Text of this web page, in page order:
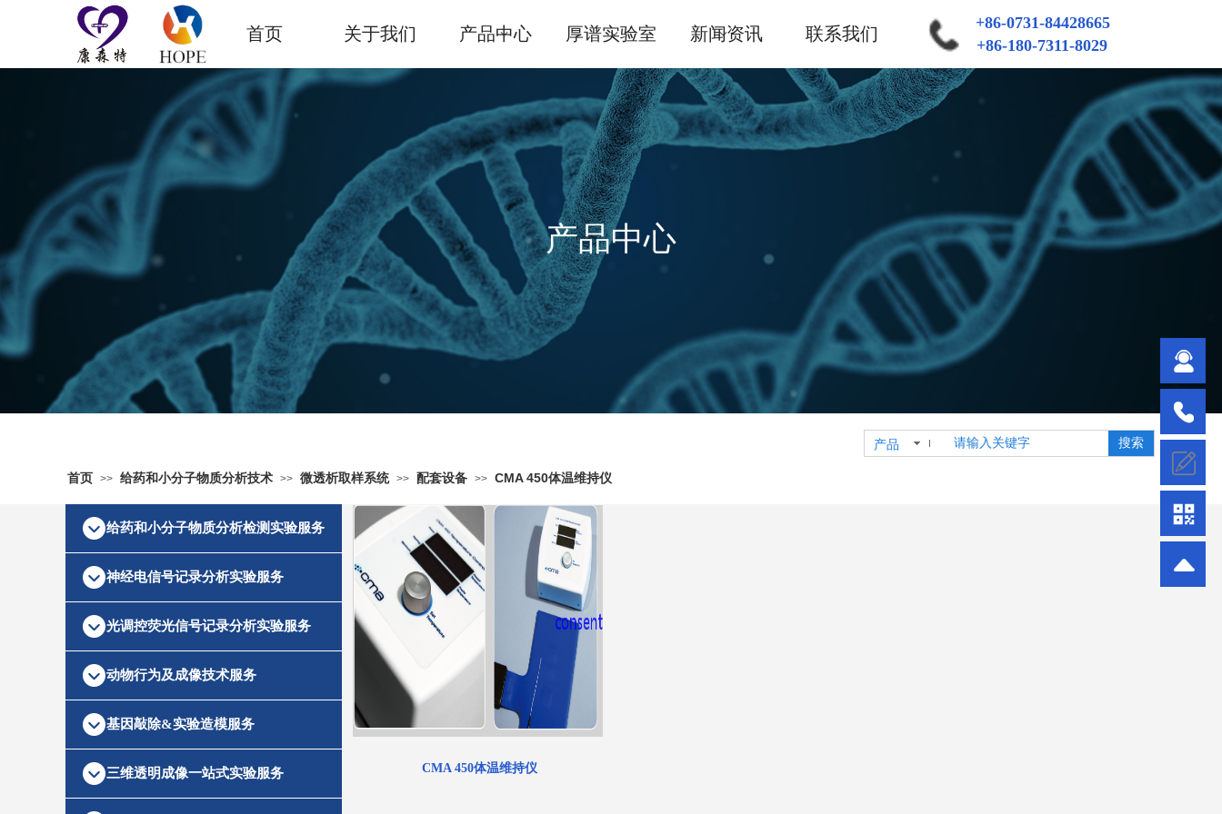
+86-0731-84428665
首页 关于我们 产品中心 厚谱实验室 新闻资讯 联系我们
+86-180-7311-8029
产品中心
首页 >> 给药和小分子物质分析技术 >> 微透析取样系统 >> 配套设备 >> CMA 450体温维持仪
产品 搜索
给药和小分子物质分析检测实验服务
神经电信号记录分析实验服务
光调控荧光信号记录分析实验服务
动物行为及成像技术服务
基因敲除&实验造模服务
三维透明成像一站式实验服务 CMA 450体温维持仪